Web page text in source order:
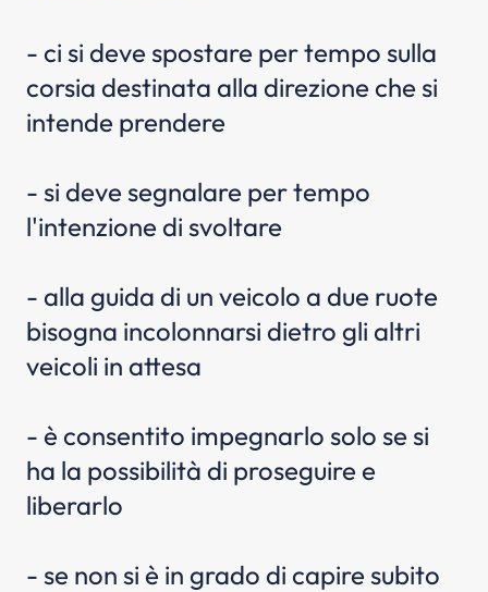
- ci si deve spostare per tempo sulla
corsia destinata alla direzione che si
intende prendere
- si deve segnalare per tempo
l'intenzione di svoltare
- alla guida di un veicolo a due ruote
bisogna incolonnarsi dietro gli altri
veicoli in attesa
- è consentito impegnarlo solo se si
ha la possibilità di proseguire e
liberarlo
- se non si è in grado di capire subito